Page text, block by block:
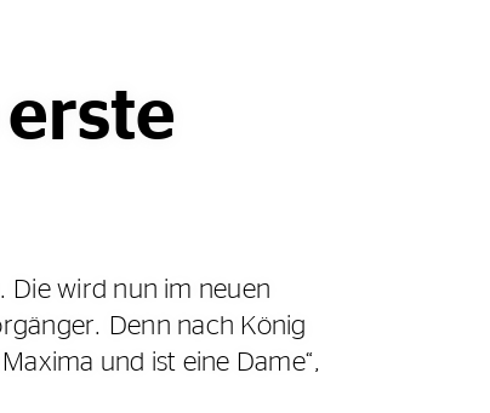
Die wird nun im neuen
Denn nach König
und ist eine Dame“,